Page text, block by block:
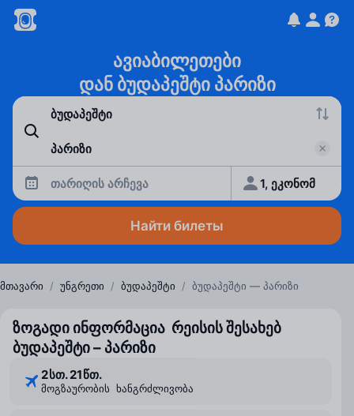
ავიაბილეთები
დან ბუდაპეშტი პარიზი
თარიღის არჩევა 1, ეკონომ
Найти билеты
მთავარი / უნგრეთი / ბუდაპეშტი / ბუდაპეშტი — პარიზი
ზოგადი ინფორმაცია რეისის შესახებ
ბუდაპეშტი – პარიზი
2 ⁠სთ. 21 ⁠წთ.
მოგზაურობის ხანგრძლივობა